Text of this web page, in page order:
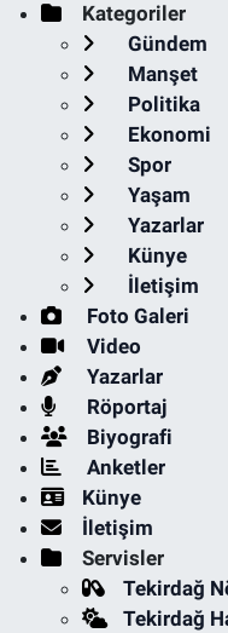
Kategoriler
Gündem
Manşet
Politika
Ekonomi
Spor
Yaşam
Yazarlar
Künye
İletişim
Foto Galeri
Video
Yazarlar
Röportaj
Biyografi
Anketler
Künye
İletişim
Servisler
Tekirdağ
Tekirdağ